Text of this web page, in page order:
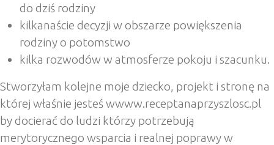
do dziś rodziny
kilkanaście decyzji w obszarze powiększenia
rodziny o potomstwo
kilka rozwodów w atmosferze pokoju i szacunku.
Stworzyłam kolejne moje dziecko, projekt i stronę na
której właśnie jesteś wwww.receptanaprzyszlosc.pl
by docierać do ludzi którzy potrzebują
merytorycznego wsparcia i realnej poprawy w